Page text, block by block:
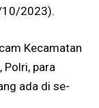
10/2023).
Kecamatan
Polri, para
ada di se-